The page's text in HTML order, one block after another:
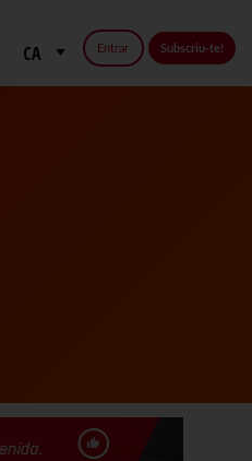
Entrar Subscriu-te!